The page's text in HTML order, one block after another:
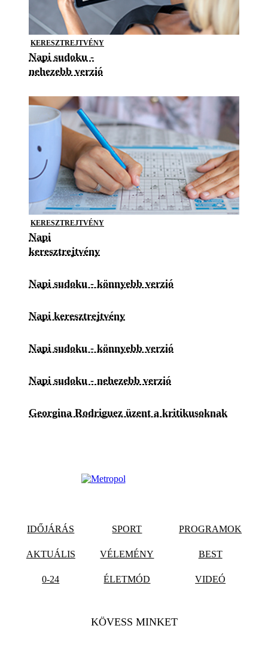
KERESZTREJTVÉNY
Napi sudoku -
nehezebb verzió
KERESZTREJTVÉNY
Napi
keresztrejtvény
Napi sudoku - könnyebb verzió
Napi keresztrejtvény
Napi sudoku - könnyebb verzió
Napi sudoku - nehezebb verzió
Georgina Rodriguez üzent a kritikusoknak
IDŐJÁRÁS SPORT PROGRAMOK
AKTUÁLIS VÉLEMÉNY BEST
0-24 ÉLETMÓD VIDEÓ
KÖVESS MINKET